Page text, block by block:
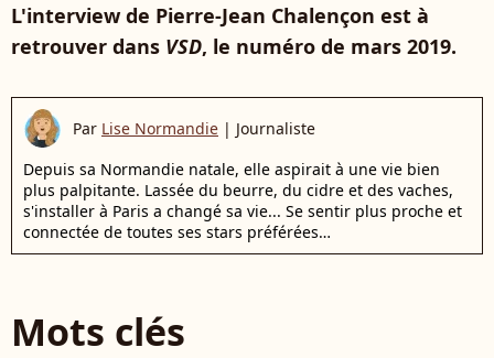
L'interview de Pierre-Jean Chalençon est à
retrouver dans VSD, le numéro de mars 2019.
Par Lise Normandie | Journaliste
Depuis sa Normandie natale, elle aspirait à une vie bien
plus palpitante. Lassée du beurre, du cidre et des vaches,
s'installer à Paris a changé sa vie... Se sentir plus proche et
connectée de toutes ses stars préférées…
Mots clés